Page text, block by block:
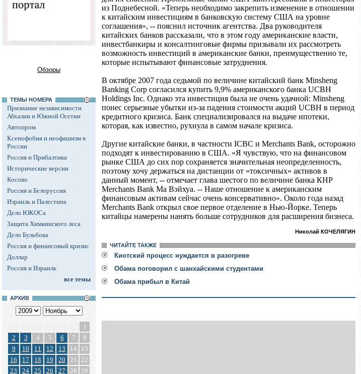
Обзоры
ТЕМЫ НОМЕРА
Признание независимости
Абхазии и Южной Осетии
Автопром
Ксенофобия и неофашизм в
России
Россия и Прибалтика
Исторические версии
Косово
Россия и Белоруссия
Израиль и Палестина
Дело ЮКОСа
Защита Химкинского леса
Дело Бульбова
Россия и финансовый кризис
Доллар
Россия и Израиль
все темы
АРХИВ
1
2
3 4 5 6 7
8
9
10 11 12 13 14
15
16
17 18 19 20 21
22
23
24 25 26 27 28 29
из Поднебесной. «Теперь необходимо закрепить изменение в отношении
к китайским инвестициям в банковскую систему США на уровне
соглашения», -- пояснил источник агентства. Два руководителя
китайских банков рассказали, что в этом году американские власти,
инвестбанкиры и консалтинговые фирмы призывали их рассмотреть
возможность инвестиций в американские банки, преимущественно те,
которые испытывают финансовые затруднения.
В октябре 2007 года седьмой по величине китайский банк Minsheng
Banking Corp согласился купить 9,9% американского банка UCBH
Holdings Inc. Однако эта инвестиция была не очень удачной: Minsheng
понес серьезные убытки из-за падения стоимости акций UCBH в период
кредитного кризиса. Банк специализировался на выдаче ипотеки,
которая, как известно, рухнула в самом начале кризиса.
Другие китайские банки, в частности ICBC и Merchants Bank, осторожно
подходят к инвестированию в США. «Я чувствую, что на финансовом
рынке США до сих пор сохраняется значительная неопределенность,
поэтому хочу держаться на дистанции от «токсичных» активов в
данный момент, -- отмечает глава шестого по величине банка КНР
Merchants Bank Ма Вэйхуа. -- Наше отношение к американским
финансовым активам сейчас очень консервативно». Около года назад
Merchants Bank открыл свое первое отделение в Нью-Йорке. Теперь
китайцы намерены нанять больше сотрудников для расширения бизнеса.
Николай КОЧЕЛЯГИН
ЧИТАЙТЕ ТАКЖЕ
Киотский процесс нуждается в разогреве
Обама поговорил с шанхайскими студентами
Обама прибыл в Китай